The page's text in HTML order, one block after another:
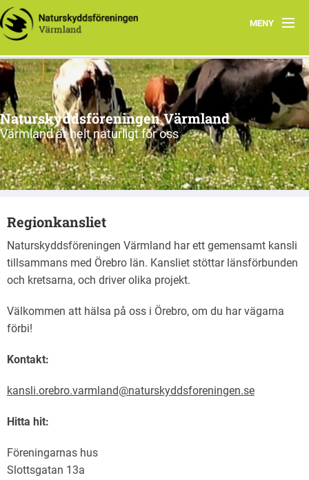
MENY
Vad vi gör
Om oss
Kontakt
Naturskyddsföreningen Värmland
Värmland är helt naturligt för oss
Regionkansliet
Naturskyddsföreningen Värmland har ett gemensamt kansli
tillsammans med Örebro län. Kansliet stöttar länsförbunden
och kretsarna, och driver olika projekt.
Välkommen att hälsa på oss i Örebro, om du har vägarna
förbi!
Kontakt:
kansli.orebro.varmland@naturskyddsforeningen.se
Hitta hit:
Föreningarnas hus
Slottsgatan 13a